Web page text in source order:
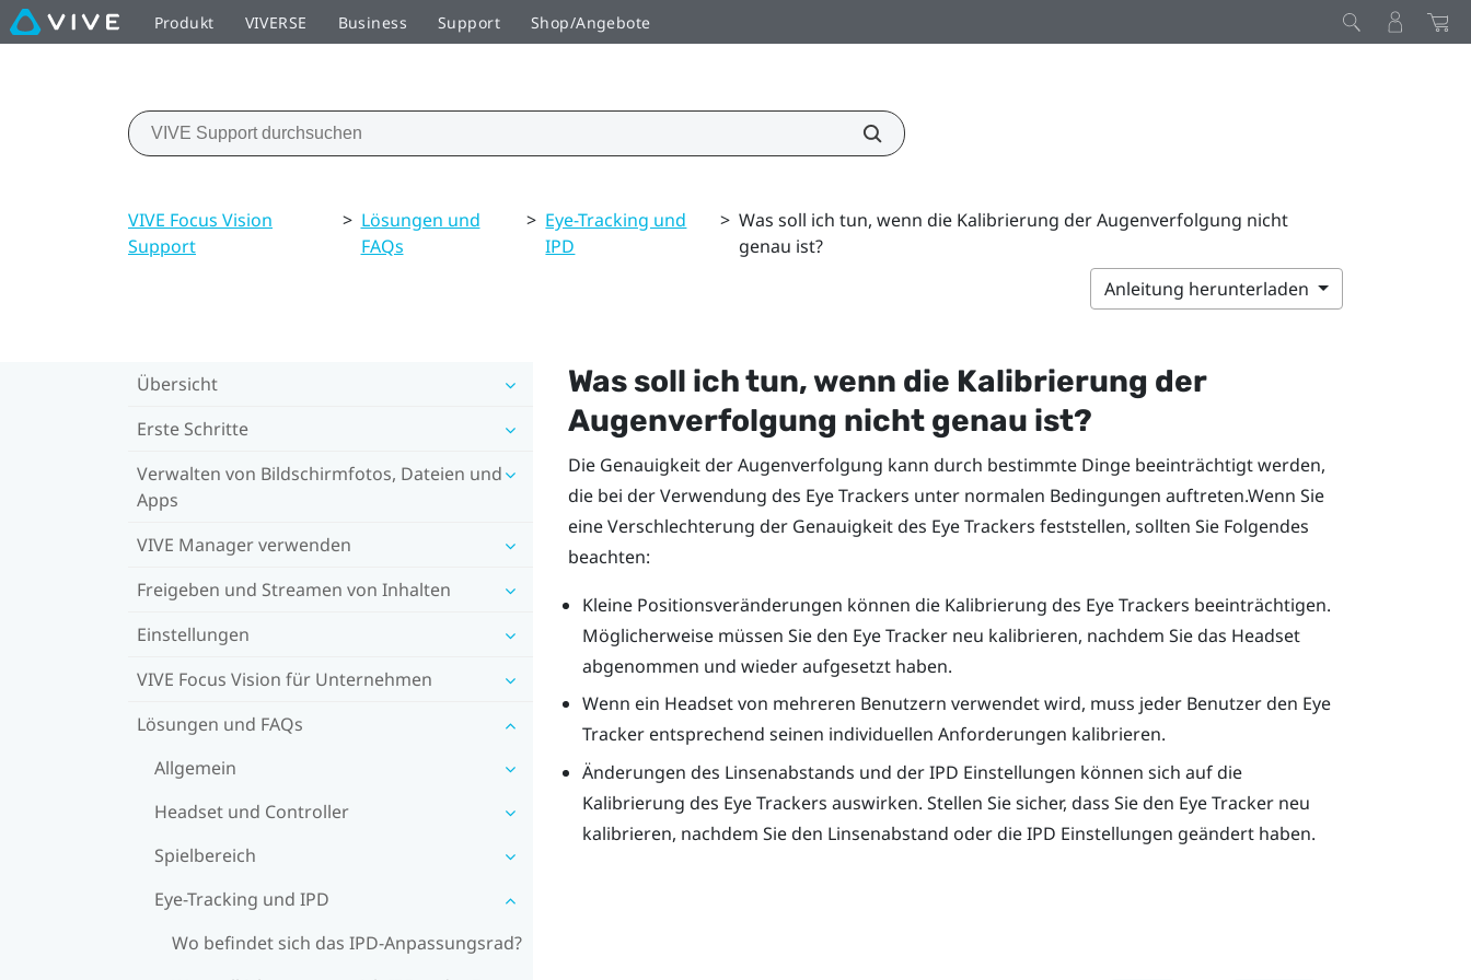
Produkt VIVERSE Business Support Shop/Angebote
VIVE Focus Vision
Support
> Lösungen und
FAQs
> Eye-Tracking und
IPD
> Was soll ich tun, wenn die Kalibrierung der Augenverfolgung nicht
genau ist?
Anleitung herunterladen
Übersicht
Erste Schritte
Verwalten von Bildschirmfotos, Dateien und
Apps
VIVE Manager verwenden
Freigeben und Streamen von Inhalten
Einstellungen
VIVE Focus Vision für Unternehmen
Lösungen und FAQs
Allgemein
Headset und Controller
Spielbereich
Eye-Tracking und IPD
Wo befindet sich das IPD-Anpassungsrad?
Was soll ich tun, wenn die Kalibrierung der
Augenverfolgung nicht genau ist?
Die Genauigkeit der Augenverfolgung kann durch bestimmte Dinge beeinträchtigt werden,
die bei der Verwendung des Eye Trackers unter normalen Bedingungen auftreten.Wenn Sie
eine Verschlechterung der Genauigkeit des Eye Trackers feststellen, sollten Sie Folgendes
beachten:
Kleine Positionsveränderungen können die Kalibrierung des Eye Trackers beeinträchtigen.
Möglicherweise müssen Sie den Eye Tracker neu kalibrieren, nachdem Sie das Headset
abgenommen und wieder aufgesetzt haben.
Wenn ein Headset von mehreren Benutzern verwendet wird, muss jeder Benutzer den Eye
Tracker entsprechend seinen individuellen Anforderungen kalibrieren.
Änderungen des Linsenabstands und der IPD Einstellungen können sich auf die
Kalibrierung des Eye Trackers auswirken. Stellen Sie sicher, dass Sie den Eye Tracker neu
kalibrieren, nachdem Sie den Linsenabstand oder die IPD Einstellungen geändert haben.